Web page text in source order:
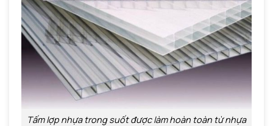
Tấm lợp nhựa trong suốt được làm hoàn toàn từ nhựa